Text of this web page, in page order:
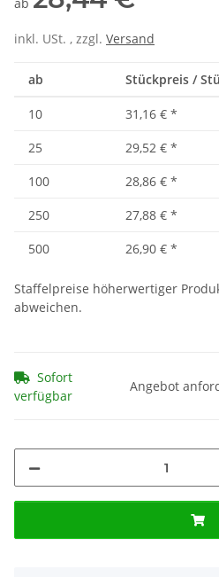
inkl. USt. , zzgl. Versand
ab Stückpreis /
10 31,16 € *
25
29,52 € *
100
28,86 € *
250
27,88 € *
500
26,90 € *
Staffelpreise höherwertiger
abweichen.
Sofort
verfügbar
Angebot